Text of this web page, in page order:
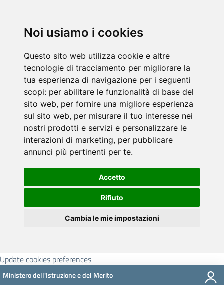
Noi usiamo i cookies
Questo sito web utilizza cookie e altre
tecnologie di tracciamento per migliorare la
tua esperienza di navigazione per i seguenti
scopi: per abilitare le funzionalità di base del
sito web, per fornire una migliore esperienza
sul sito web, per misurare il tuo interesse nei
nostri prodotti e servizi e personalizzare le
interazioni di marketing, per pubblicare
annunci più pertinenti per te.
Accetto
Rifiuto
Cambia le mie impostazioni
Update cookies preferences
Ministero dell'Istruzione e del Merito